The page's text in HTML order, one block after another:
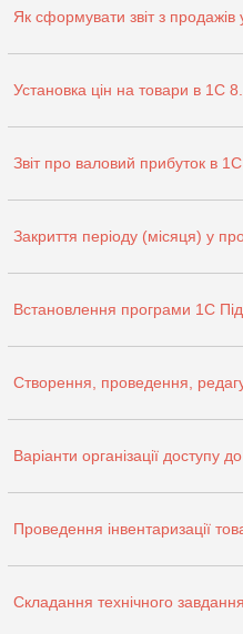
Як сформувати звіт з продажів
Установка цін на товари в 1С
Звіт про валовий прибуток в 1С
Закриття періоду (місяця) у
Встановлення програми 1С
Створення, проведення,
Варіанти організації доступу
Проведення інвентаризації
Складання технічного